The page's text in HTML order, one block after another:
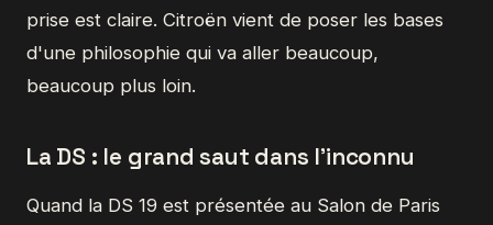
prise est claire. Citroën vient de poser les bases
d'une philosophie qui va aller beaucoup,
beaucoup plus loin.
La DS : le grand saut dans l'inconnu
Quand la DS 19 est présentée au Salon de Paris